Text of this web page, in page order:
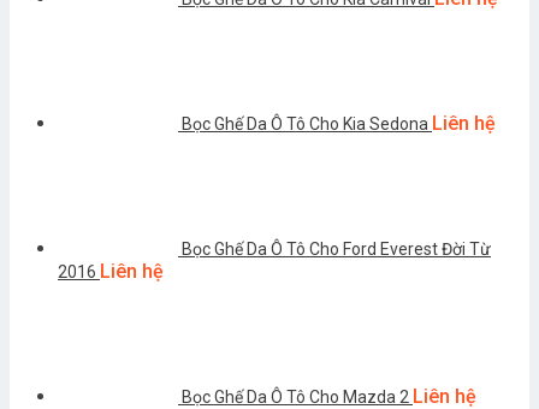
Bọc Ghế Da Ô Tô Cho Kia Sedona Liên hệ
Bọc Ghế Da Ô Tô Cho Ford Everest Đời Từ
2016 Liên hệ
Bọc Ghế Da Ô Tô Cho Mazda 2 Liên hệ